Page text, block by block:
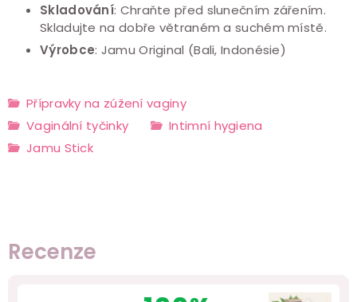
Skladování: Chraňte před slunečním zářením.
Skladujte na dobře větraném a suchém místě.
Výrobce: Jamu Original (Bali, Indonésie)
Přípravky na zúžení vaginy
Vaginální tyčinky
Intimní hygiena
Jamu Stick
Recenze